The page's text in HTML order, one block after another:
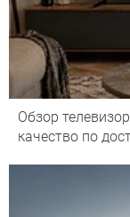
Обзор
качество по